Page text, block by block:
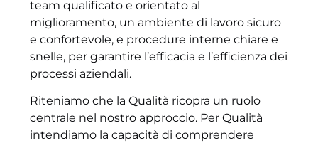
team qualificato e orientato al
miglioramento, un ambiente di lavoro sicuro
e confortevole, e procedure interne chiare e
snelle, per garantire l’efficacia e l’efficienza dei
processi aziendali.
Riteniamo che la Qualità ricopra un ruolo
centrale nel nostro approccio. Per Qualità
intendiamo la capacità di comprendere